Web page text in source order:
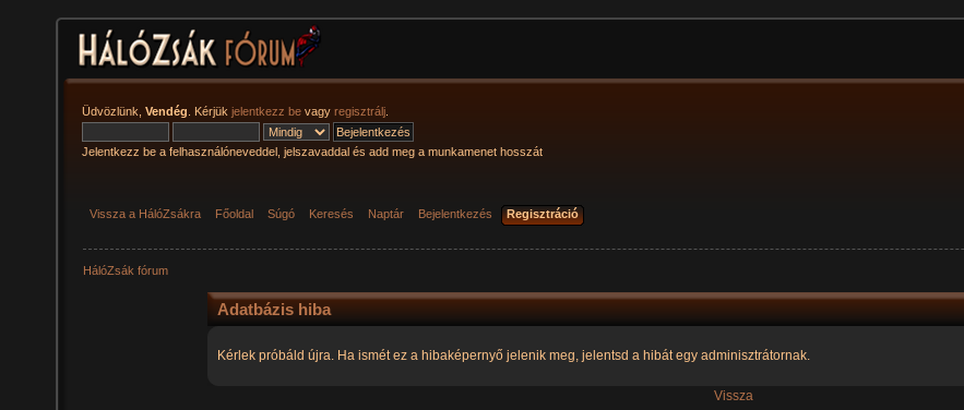
Üdvözlünk, Vendég . Kérjük jelentkezz be vagy regisztrálj
Jelentkezz be a felhasználóneveddel, jelszavaddal és add meg a munkamenet hosszát
Vissza a HálóZsákra Főoldal Súgó Keresés Naptár Bejelentkezés Regisztráció
HálóZsák fórum
Adatbázis hiba
Kérlek próbáld újra. Ha ismét ez a hibaképernyő jelenik meg, jelentsd a hibát egy adminisztrátornak.
Vissza